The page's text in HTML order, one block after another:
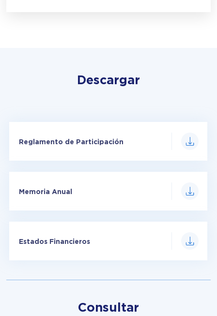
Descargar
Reglamento de Participación
Memoria Anual
Estados Financieros
Consultar